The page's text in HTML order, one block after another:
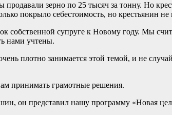
зерно по 25 тысяч за тонну. Но
покрыло себестоимость, но крестьянин
собственной супруге к Новому году. Мы
нами учтены.
плотно занимается этой темой, и не
принимать грамотные решения.
он представил нашу программу «Новая